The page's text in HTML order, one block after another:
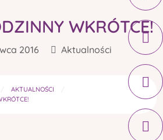
WKRÓTCE!
2016 Aktualności
AKTUALNOŚCI